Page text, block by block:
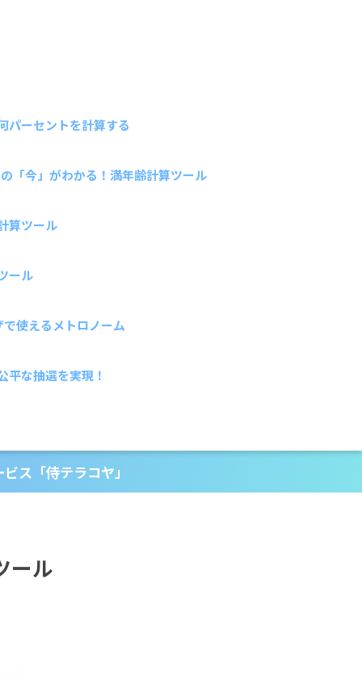
パーセントを計算する
「今」がわかる！満年齢計算ツール
算ツール
ール
使えるメトロノーム
平な抽選を実現！
ス「侍テラコヤ」
ール